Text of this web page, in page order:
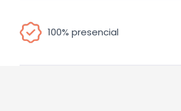
100% presencial